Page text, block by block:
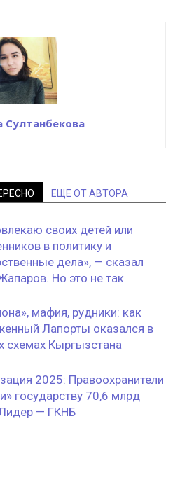
Султанбекова
ЕЩЕ ОТ АВТОРА
своих детей или
в политику и
дела», — сказал
Но это не так
мафия, рудники: как
Лапорты оказался в
схемах Кыргызстана
2025: Правоохранители
государству 70,6 млрд
— ГКНБ